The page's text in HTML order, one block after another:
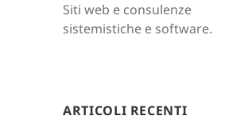
Siti web e consulenze
sistemistiche e software.
ARTICOLI RECENTI